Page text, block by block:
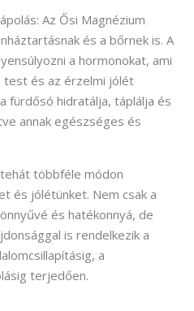
Az Ősi Magnézium
és a bőrnek is. A
a hormonokat, ami
és az érzelmi jólét
fürdősó hidratálja, táplálja és
annak egészséges és
többféle módon
és jólétünket. Nem csak a
és hatékonnyá, de
is rendelkezik a
a
terjedően.